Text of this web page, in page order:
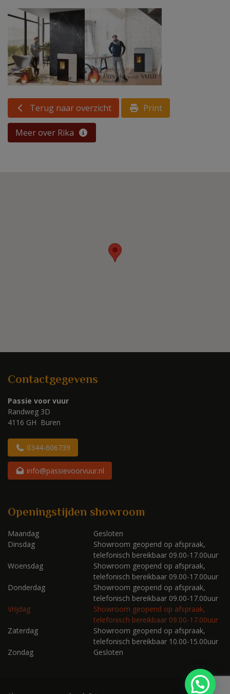
Terug naar overzicht Print
Meer over Rika
Contactgegevens
Passie voor vuur
Randweg 3D
4116 GH Buren
0344-606739
info@passievoorvuur.nl
Openingstijden showroom
Maandag
Gesloten
Dinsdag
Showroom geopend op afspraak,
telefonisch bereikbaar 09.00-17.00uur
Woensdag
Showroom geopend op afspraak,
telefonisch bereikbaar 09.00-17.00uur
Donderdag
Showroom geopend op afspraak,
telefonisch bereikbaar 09.00-17.00uur
Vrijdag
Showroom geopend op afspraak,
telefonisch bereikbaar 09.00-17.00uur
Zaterdag
Showroom geopend op afspraak,
telefonisch bereikbaar 10.00-15.00uur
Zondag
Gesloten